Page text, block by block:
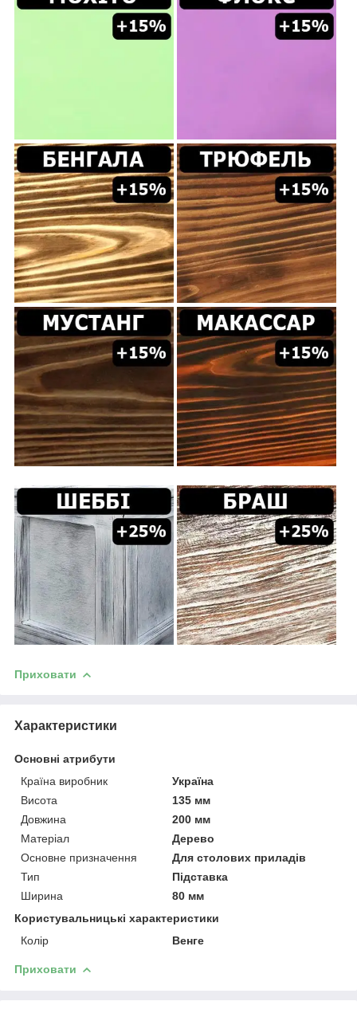
Приховати
Характеристики
Основні атрибути
Країна виробник
Україна
Висота
135 мм
Довжина
200 мм
Матеріал
Дерево
Основне призначення
Для столових приладів
Тип
Підставка
Ширина
80 мм
Користувальницькі характеристики
Колір
Венге
Приховати